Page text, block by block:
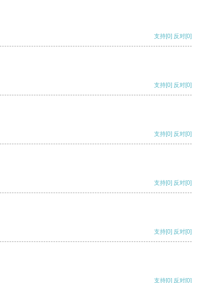
支持[0] 反对[0]
支持[0] 反对[0]
支持[0] 反对[0]
支持[0] 反对[0]
支持[0] 反对[0]
支持[0] 反对[0]